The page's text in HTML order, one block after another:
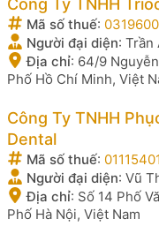
Mã số thuế:
Người đại diện: Trần
Địa chỉ: 64/9
Phố Hồ Chí Minh, Việt
Công Ty TNHH
Dental
Mã số thuế:
Người đại diện: Vũ
Địa chỉ: Số 14 Phố
Phố Hà Nội, Việt Nam